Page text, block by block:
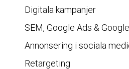
Digitala kampanjer
SEM, Google Ads &
Annonsering i sociala
Retargeting